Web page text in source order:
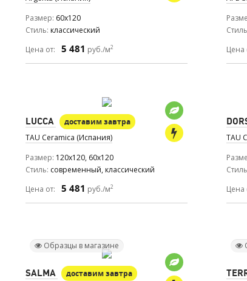
Размер 60x120
Стиль классический
Цена от:
5 481 руб./м2
Стиль
Цена
LUCCA
доставим завтра
TAU Ceramica (Испания)
Размер 120x120, 60x120
Стиль современный, классический
Цена от:
5 481 руб./м2
TAU
Стиль
Цена
Образцы в магазине
SALMA
доставим завтра